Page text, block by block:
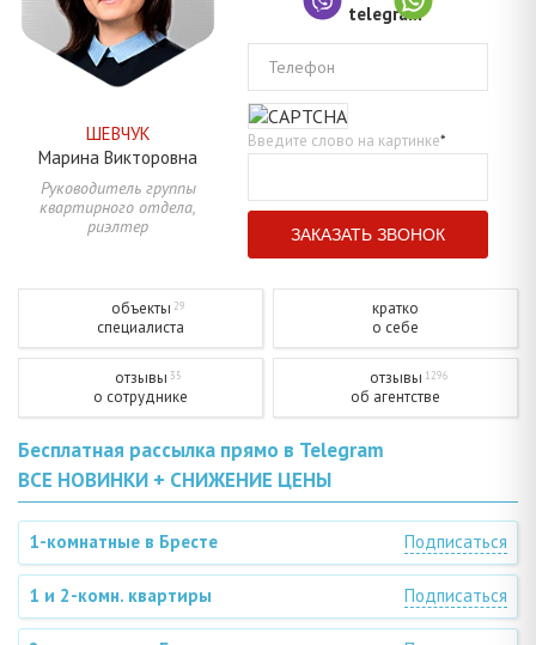
ШЕВЧУК
Марина Викторовна
Руководитель группы
квартирного отдела,
риэлтер
Телефон
Введите слово на картинке*
объекты 29
специалиста
кратко
о себе
отзывы 35
о сотруднике
отзывы 1296
об агентстве
Бесплатная рассылка прямо в Telegram
ВСЕ НОВИНКИ + СНИЖЕНИЕ ЦЕНЫ
1-комнатные в Бресте Подписаться
1 и 2-комн. квартиры Подписаться